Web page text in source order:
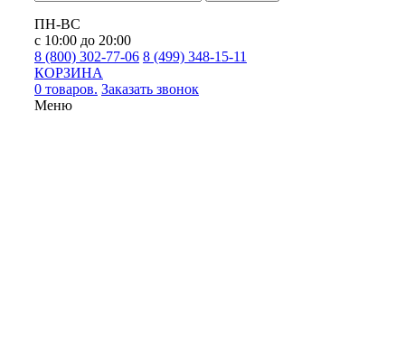
ПН-ВС
с 10:00 до 20:00
8 (800) 302-77-06 8 (499) 348-15-11
КОРЗИНА
0 товаров. Заказать звонок
Меню